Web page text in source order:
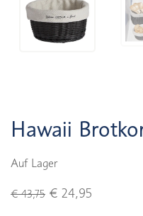
Hawaii
Auf Lager
€ 43,75 € 24,95